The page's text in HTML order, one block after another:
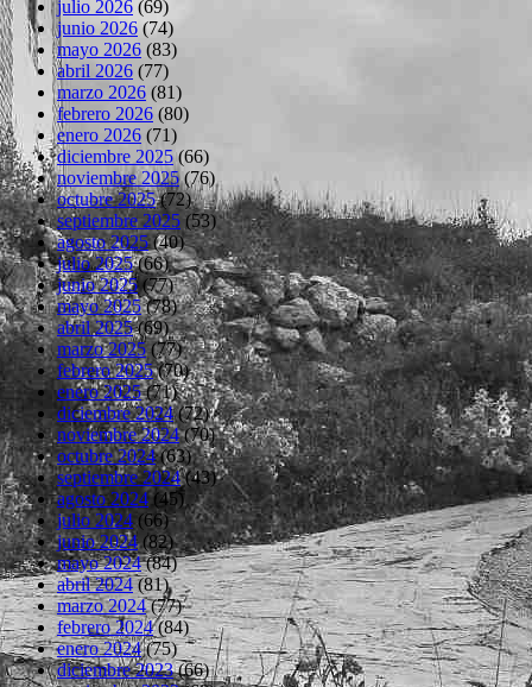
julio 2026 (69)
junio 2026 (74)
mayo 2026 (83)
abril 2026 (77)
marzo 2026 (81)
febrero 2026 (80)
enero 2026 (71)
diciembre 2025(66)
noviembre 2025(76)
octubre 2025(72)
septiembre 2025(53)
agosto 2025(40)
julio 2025(66)
junio 2025(77)
mayo 2025(78)
abril 2025(69)
marzo 2025(77)
febrero 2025(70)
enero 2025(71)
diciembre 2024(72)
noviembre 2024(70)
octubre 2024(63)
septiembre 2024(43)
agosto 2024(45)
julio 2024(66)
junio 2024(82)
mayo 2024(84)
abril 2024(81)
marzo 2024(77)
febrero 2024(84)
enero 2024(75)
diciembre 2023(66)